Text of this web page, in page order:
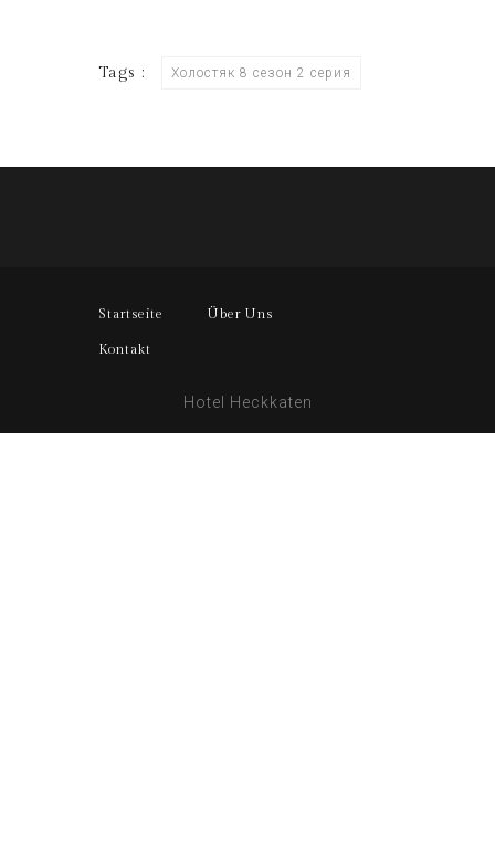
Tags : Холостяк 8 сезон 2 серия
Startseite Über Uns
Kontakt
Hotel Heckkaten